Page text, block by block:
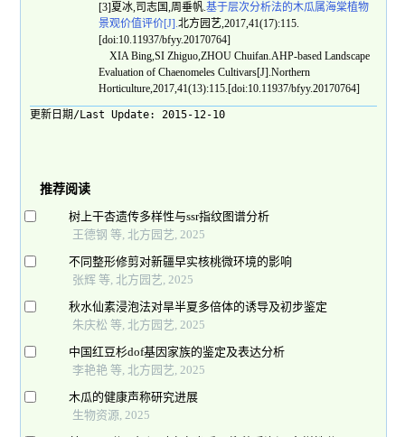
[3]夏冰,司志国,周垂帆.基于层次分析法的木瓜属海棠植物
景观价值评价[J].北方园艺,2017,41(17):115.
[doi:10.11937/bfyy.20170764]
XIA Bing,SI Zhiguo,ZHOU Chuifan.AHP-based Landscape
Evaluation of Chaenomeles Cultivars[J].Northern
Horticulture,2017,41(13):115.[doi:10.11937/bfyy.20170764]
更新日期/Last Update:2015-12-10
推荐阅读
树上干杏遗传多样性与ssr指纹图谱分析
王德钢 等, 北方园艺, 2025
不同整形修剪对新疆早实核桃微环境的影响
张辉 等, 北方园艺, 2025
秋水仙素浸泡法对旱半夏多倍体的诱导及初步鉴定
朱庆松 等, 北方园艺, 2025
中国红豆杉dof基因家族的鉴定及表达分析
李艳艳 等, 北方园艺, 2025
木瓜的健康声称研究进展
生物资源, 2025